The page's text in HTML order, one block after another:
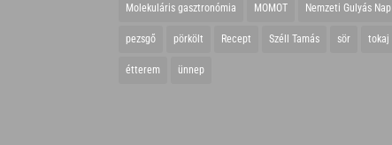
Molekuláris gasztronómia MOMOT Nemzeti Gulyás Nap
pezsgő pörkölt Recept Széll Tamás sör tokaj
étterem ünnep